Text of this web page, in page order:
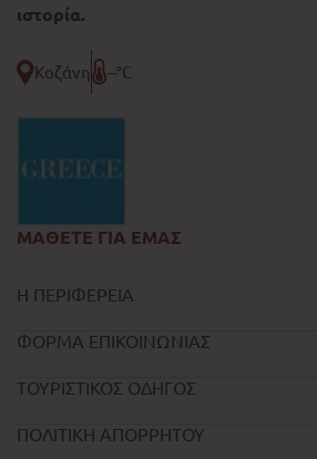
ιστορία.
Κοζάνη --°C
ΜΑΘΕΤΕ ΓΙΑ ΕΜΑΣ
Η ΠΕΡΙΦΕΡΕΙΑ
ΦΟΡΜΑ ΕΠΙΚΟΙΝΩΝΙΑΣ
ΤΟΥΡΙΣΤΙΚΟΣ ΟΔΗΓΟΣ
ΠΟΛΙΤΙΚΗ ΑΠΟΡΡΗΤΟΥ